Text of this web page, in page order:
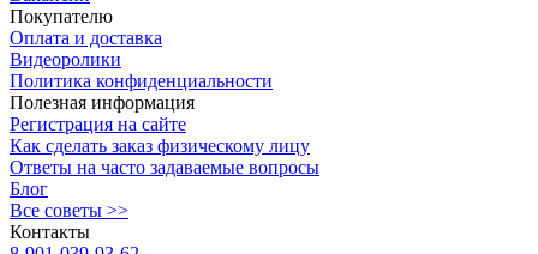
Покупателю
Оплата и доставка
Видеоролики
Политика конфиденциальности
Полезная информация
Регистрация на сайте
Как сделать заказ физическому лицу
Ответы на часто задаваемые вопросы
Блог
Все советы >>
Контакты